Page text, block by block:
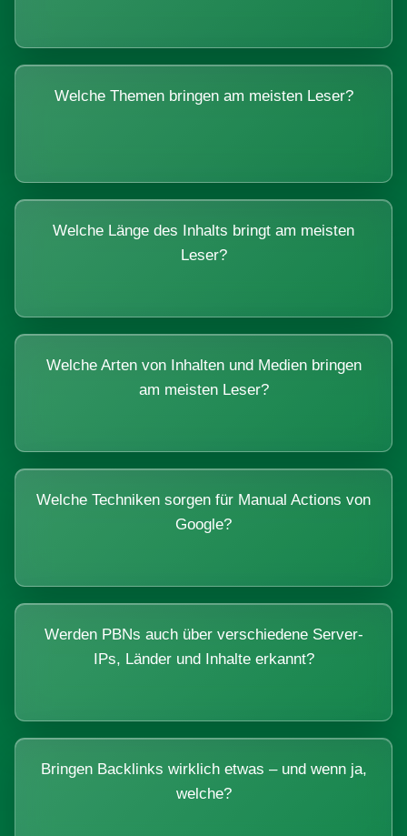
Welche Themen bringen am meisten Leser?
Welche Länge des Inhalts bringt am meisten
Leser?
Welche Arten von Inhalten und Medien bringen
am meisten Leser?
Welche Techniken sorgen für Manual Actions von
Google?
Werden PBNs auch über verschiedene Server-
IPs, Länder und Inhalte erkannt?
Bringen Backlinks wirklich etwas – und wenn ja,
welche?